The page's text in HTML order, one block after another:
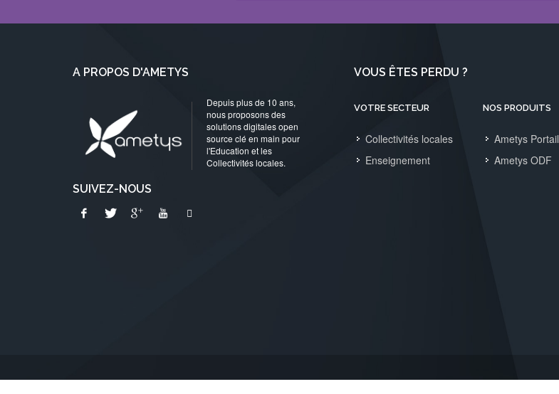
A PROPOS D'AMETYS
Depuis plus de 10 ans,
nous proposons des
solutions digitales open
source clé en main pour
l'Education et les
Collectivités locales.
SUIVEZ-NOUS
VOUS ÊTES PERDU ?
VOTRE SECTEUR
Collectivités locales
Enseignement
NOS PRODUITS
Ametys Portail
Ametys ODF